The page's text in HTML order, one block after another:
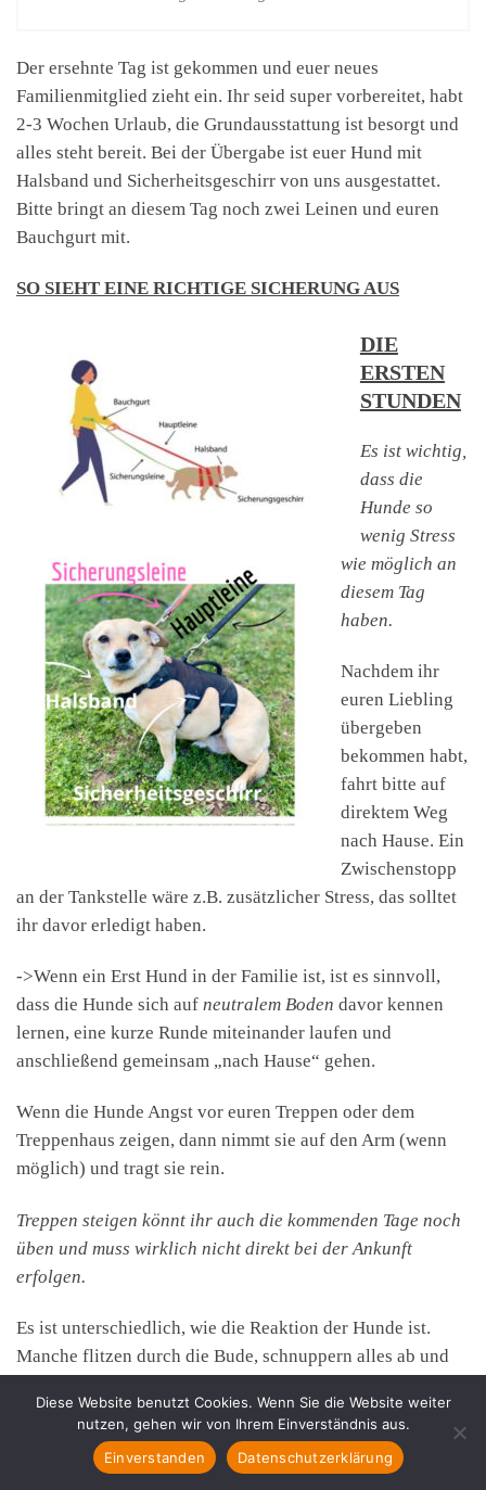
Der ersehnte Tag ist gekommen und euer neues
Familienmitglied zieht ein. Ihr seid super vorbereitet, habt
2-3 Wochen Urlaub, die Grundausstattung ist besorgt und
alles steht bereit. Bei der Übergabe ist euer Hund mit
Halsband und Sicherheitsgeschirr von uns ausgestattet.
Bitte bringt an diesem Tag noch zwei Leinen und euren
Bauchgurt mit.
SO SIEHT EINE RICHTIGE SICHERUNG AUS
DIE
ERSTEN
STUNDEN
Es ist wichtig,
dass die
Hunde so
wenig Stress
wie möglich an
diesem Tag
haben.
Nachdem ihr
euren Liebling
übergeben
bekommen habt,
fahrt bitte auf
direktem Weg
nach Hause. Ein
Zwischenstopp
an der Tankstelle wäre z.B. zusätzlicher Stress, das solltet
ihr davor erledigt haben.
->Wenn ein Erst Hund in der Familie ist, ist es sinnvoll,
dass die Hunde sich auf neutralem Boden davor kennen
lernen, eine kurze Runde miteinander laufen und
anschließend gemeinsam „nach Hause“ gehen.
Wenn die Hunde Angst vor euren Treppen oder dem
Treppenhaus zeigen, dann nimmt sie auf den Arm (wenn
möglich) und tragt sie rein.
Treppen steigen könnt ihr auch die kommenden Tage noch
üben und muss wirklich nicht direkt bei der Ankunft
erfolgen.
Es ist unterschiedlich, wie die Reaktion der Hunde ist.
Manche flitzen durch die Bude, schnuppern alles ab und
weder trinken noch essen. Wichtig ist das TRINKEN und
die Höhle für die Hunde bereitstehen, wenn ihr zum ersten
Mal daheim reinkommt.
Diese Website benutzt Cookies. Wenn Sie die Website weiter
nutzen, gehen wir von Ihrem Einverständnis aus.
Einverstanden
Datenschutzerklärung